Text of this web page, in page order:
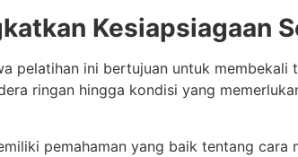
Kesiapsiagaan
pelatihan ini bertujuan untuk
ringan hingga kondisi yang
pemahaman yang baik tentang cara